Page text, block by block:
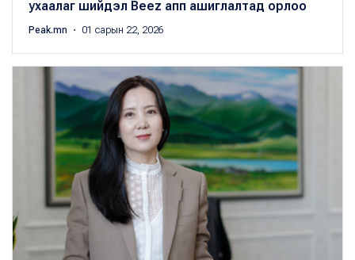
ухаалаг шийдэл Beez апп ашиглалтад орлоо
Peak.mn ・ 01 сарын 22, 2026